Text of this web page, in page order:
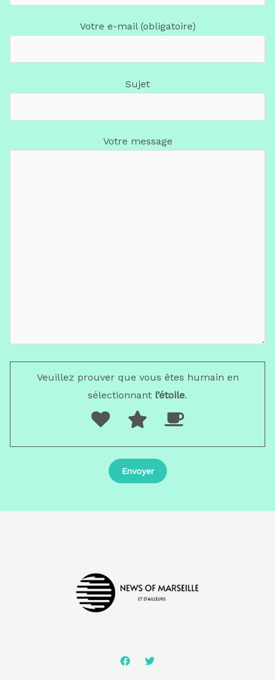
Votre e-mail (obligatoire)
Sujet
Votre message
Veuillez prouver que vous êtes humain en
sélectionnant l’étoile.